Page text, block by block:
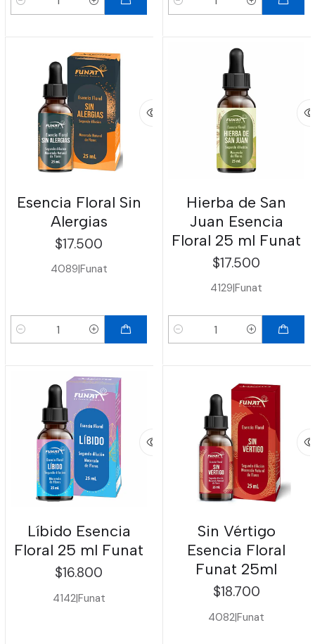
Cantidad Cantidad
Esencia Floral Sin
Alergias
$17.500
4089|Funat
Cantidad
Hierba de San
Juan Esencia
Floral 25 ml Funat
$17.500
4129|Funat
Cantidad
Líbido Esencia
Floral 25 ml Funat
$16.800
4142|Funat
Sin Vértigo
Esencia Floral
Funat 25ml
$18.700
4082|Funat